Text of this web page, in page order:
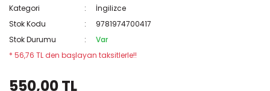
Kategori
İngilizce
Stok Kodu
9781974700417
Stok Durumu
Var
* 56,76 TL den başlayan taksitlerle!!
550,00 TL